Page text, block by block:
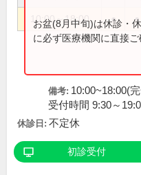
10:00～18:00 ● ●
お盆(8月中旬)は休診・
に必ず医療機関に直接ご
備考: 10:00~18:00(
受付時間 9:30～
休診日: 不定休
初診受付